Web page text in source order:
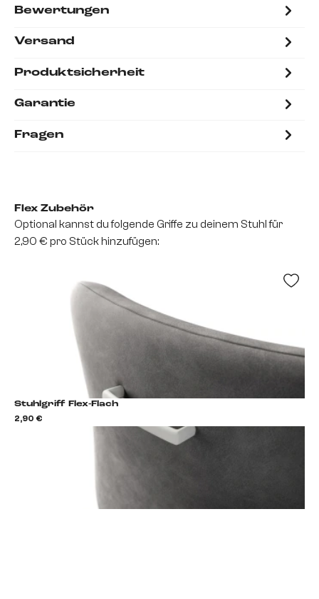
Bewertungen
Versand
Produktsicherheit
Garantie
Fragen
Flex Zubehör
Optional kannst du folgende Griffe zu deinem Stuhl für
2,90 € pro Stück hinzufügen:
Stuhlgriff Flex-Flach
2,90 €
Stuhlgriff hinzufügen